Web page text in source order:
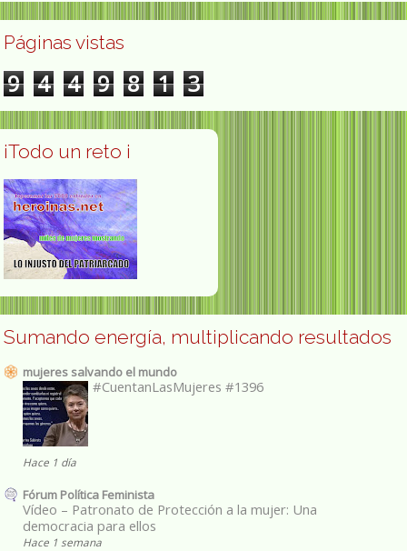
Páginas vistas
9 4 4 9 8 1 3
¡Todo un reto ¡
Sumando energía, multiplicando resultados
mujeres salvando el mundo
#CuentanLasMujeres #1396
Hace 1 día
Fórum Política Feminista
Vídeo – Patronato de Protección a la mujer: Una
democracia para ellos
Hace 1 semana